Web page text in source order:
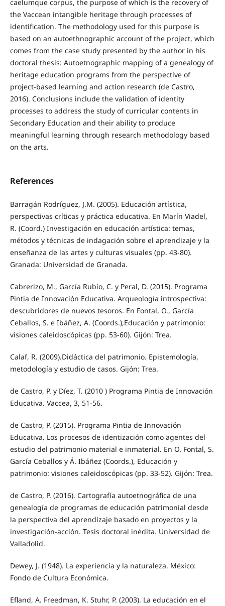
caelumque corpus, the purpose of which is the recovery of
the Vaccean intangible heritage through processes of
identification. The methodology used for this purpose is
based on an autoethnographic account of the project, which
comes from the case study presented by the author in his
doctoral thesis: Autoetnographic mapping of a genealogy of
heritage education programs from the perspective of
project-based learning and action research (de Castro,
2016). Conclusions include the validation of identity
processes to address the study of curricular contents in
Secondary Education and their ability to produce
meaningful learning through research methodology based
on the arts.
References
Barragán Rodríguez, J.M. (2005). Educación artística,
perspectivas críticas y práctica educativa. En Marín Viadel,
R. (Coord.) Investigación en educación artística: temas,
métodos y técnicas de indagación sobre el aprendizaje y la
enseñanza de las artes y culturas visuales (pp. 43-80).
Granada: Universidad de Granada.
Cabrerizo, M., García Rubio, C. y Peral, D. (2015). Programa
Pintia de Innovación Educativa. Arqueología introspectiva:
descubridores de nuevos tesoros. En Fontal, O., García
Ceballos, S. e Ibáñez, A. (Coords.),Educación y patrimonio:
visiones caleidoscópicas (pp. 53-60). Gijón: Trea.
Calaf, R. (2009).Didáctica del patrimonio. Epistemología,
metodología y estudio de casos. Gijón: Trea.
de Castro, P. y Díez, T. (2010 ) Programa Pintia de Innovación
Educativa. Vaccea, 3, 51-56.
de Castro, P. (2015). Programa Pintia de Innovación
Educativa. Los procesos de identización como agentes del
estudio del patrimonio material e inmaterial. En O. Fontal, S.
García Ceballos y Á. Ibáñez (Coords.), Educación y
patrimonio: visiones caleidoscópicas (pp. 33-52). Gijón: Trea.
de Castro, P. (2016). Cartografía autoetnográfica de una
genealogía de programas de educación patrimonial desde
la perspectiva del aprendizaje basado en proyectos y la
investigación-acción. Tesis doctoral inédita. Universidad de
Valladolid.
Dewey, J. (1948). La experiencia y la naturaleza. México:
Fondo de Cultura Económica.
Efland, A. Freedman, K. Stuhr, P. (2003). La educación en el